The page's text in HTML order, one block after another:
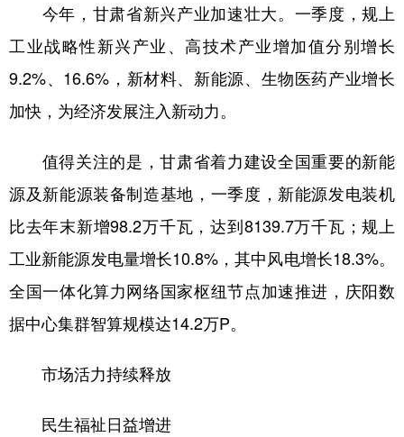
今年，甘肃省新兴产业加速壮大。一季度，规上
工业战略性新兴产业、高技术产业增加值分别增长
9.2%、16.6%，新材料、新能源、生物医药产业增长
加快，为经济发展注入新动力。
值得关注的是，甘肃省着力建设全国重要的新能
源及新能源装备制造基地，一季度，新能源发电装机
比去年末新增98.2万千瓦，达到8139.7万千瓦；规上
工业新能源发电量增长10.8%，其中风电增长18.3%。
全国一体化算力网络国家枢纽节点加速推进，庆阳数
据中心集群智算规模达14.2万P。
市场活力持续释放
民生福祉日益增进